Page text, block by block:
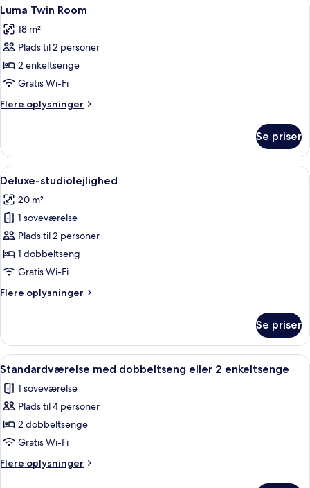
1
med
sovesofa
alle
billeder
af
Luma
Twin
Room
9
Luma Twin Room
18 m²
Plads til 2 personer
2 enkeltsenge
Gratis Wi-Fi
Flere oplysninger
Flere
Twin
Room
Se priser
Indlæs
alle
billeder
af
Deluxe-
studiolejlighed
Et hotelværelse med en seng, et
5
Deluxe-studiolejlighed
20 m²
1 soveværelse
Plads til 2 personer
1 dobbeltseng
Gratis Wi-Fi
Flere oplysninger
Flere
studiolejlighed
Se priser
Indlæs
alle
billeder
af
Standardværelse
med
dobbeltseng
eller
Et hotelværelse med to senge, et
14
Standardværelse med dobbeltseng eller 2 enkeltsenge
1 soveværelse
Plads til 4 personer
2 dobbeltsenge
Gratis Wi-Fi
Flere oplysninger
Flere